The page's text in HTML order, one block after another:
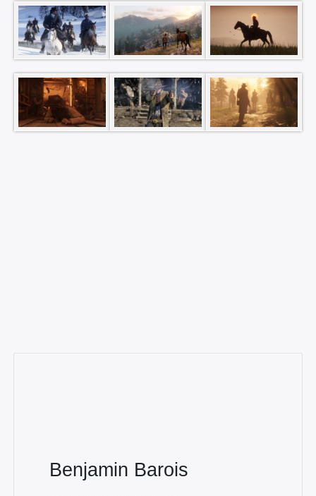
Benjamin Barois
×
Rechercher